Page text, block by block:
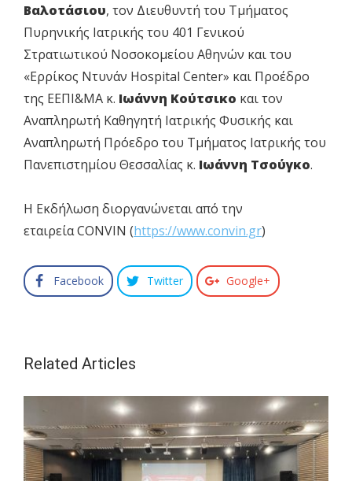
Βαλοτάσιου, τον Διευθυντή του Τμήματος
Πυρηνικής Ιατρικής του 401 Γενικού
Στρατιωτικού Νοσοκομείου Αθηνών και του
«Ερρίκος Ντυνάν Hospital Center» και Προέδρο
της ΕΕΠΙ&ΜΑ κ. Ιωάννη Κούτσικο και τον
Αναπληρωτή Καθηγητή Ιατρικής Φυσικής και
Αναπληρωτή Πρόεδρο του Τμήματος Ιατρικής του
Πανεπιστημίου Θεσσαλίας κ. Ιωάννη Τσούγκο.
Η Εκδήλωση διοργανώνεται από την
εταιρεία CONVIN (https://www.convin.gr)
Facebook Twitter Google+
Related Articles